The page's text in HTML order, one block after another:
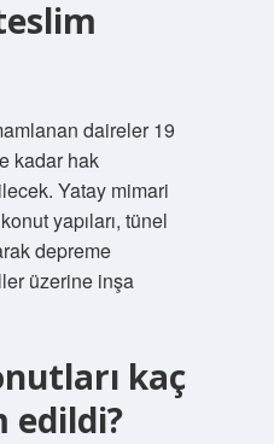
daireler 19
kadar hak
Yatay mimari
yapıları, tünel
depreme
üzerine inşa
kaç
edildi?